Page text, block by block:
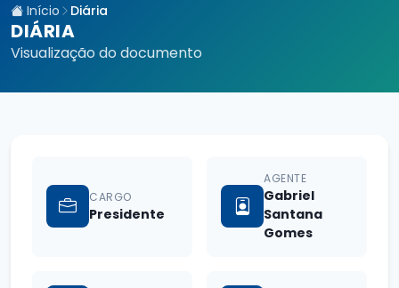
Início Diária
DIÁRIA
Visualização do documento
CARGO
Presidente
AGENTE
Gabriel
Santana
Gomes